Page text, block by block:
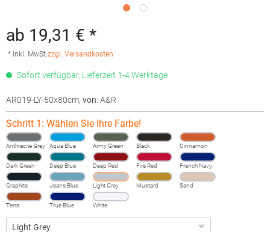
ab 19,31 € *
* inkl. MwSt.zzgl. Versandkosten
Sofort verfügbar, Lieferzeit 1-4 Werktage
AR019-LY-50x80cm, von: A&R
Schritt 1: Wählen Sie Ihre Farbe!
Anthracite Grey Aqua Blue Army Green Black Cinnamon
Dark Green Deep Blue Deep Red Fire Red French Navy
Graphite Jeans Blue Light Grey Mustard Sand
Terra True Blue White